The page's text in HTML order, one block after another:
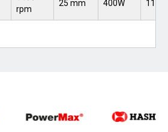
rpm
25 mm 400W